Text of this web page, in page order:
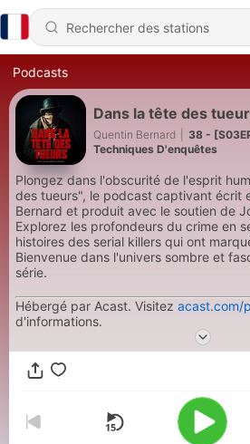
Podcasts
Dans la tête des
Quentin Bernard
38 -
Techniques D'enquêtes
Plongez dans l'obscurité de l'esprit
des tueurs", le podcast captivant écrit
Bernard et produit avec le soutien de
Explorez les profondeurs du crime en
histoires des serial killers qui ont
Bienvenue dans l'univers sombre et
série.
Hébergé par Acast. Visitez acast.com/
d'informations.